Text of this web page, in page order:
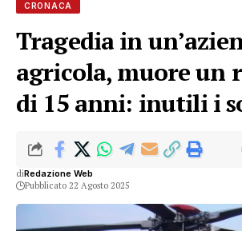
CRONACA
Tragedia in
agricola, muore un
di 15 anni: inutili i
diRedazione Web
Pubblicato 22 Agosto 2025